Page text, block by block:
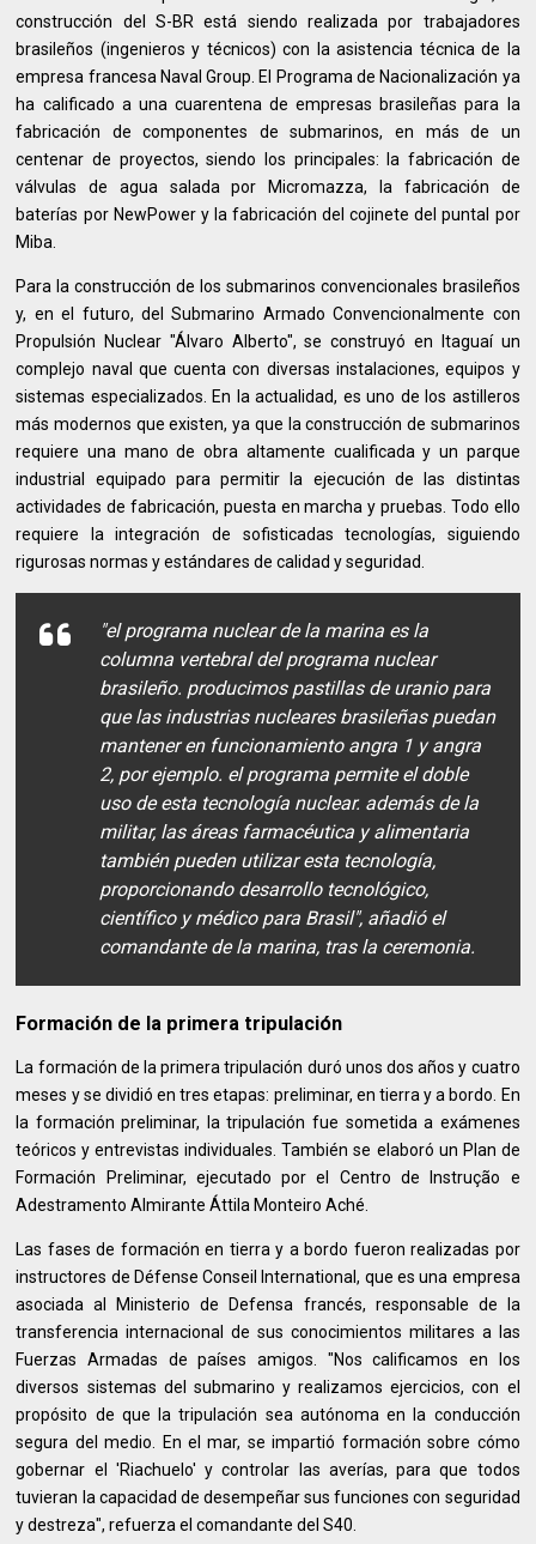
construcción del S-BR está siendo realizada por trabajadores
brasileños (ingenieros y técnicos) con la asistencia técnica de la
empresa francesa Naval Group. El Programa de Nacionalización ya
ha calificado a una cuarentena de empresas brasileñas para la
fabricación de componentes de submarinos, en más de un
centenar de proyectos, siendo los principales: la fabricación de
válvulas de agua salada por Micromazza, la fabricación de
baterías por NewPower y la fabricación del cojinete del puntal por
Miba.
Para la construcción de los submarinos convencionales brasileños
y, en el futuro, del Submarino Armado Convencionalmente con
Propulsión Nuclear "Álvaro Alberto", se construyó en Itaguaí un
complejo naval que cuenta con diversas instalaciones, equipos y
sistemas especializados. En la actualidad, es uno de los astilleros
más modernos que existen, ya que la construcción de submarinos
requiere una mano de obra altamente cualificada y un parque
industrial equipado para permitir la ejecución de las distintas
actividades de fabricación, puesta en marcha y pruebas. Todo ello
requiere la integración de sofisticadas tecnologías, siguiendo
rigurosas normas y estándares de calidad y seguridad.
"el programa nuclear de la marina es la
columna vertebral del programa nuclear
brasileño. producimos pastillas de uranio para
que las industrias nucleares brasileñas puedan
mantener en funcionamiento angra 1 y angra
2, por ejemplo. el programa permite el doble
uso de esta tecnología nuclear. además de la
militar, las áreas farmacéutica y alimentaria
también pueden utilizar esta tecnología,
proporcionando desarrollo tecnológico,
científico y médico para Brasil", añadió el
comandante de la marina, tras la ceremonia.
Formación de la primera tripulación
La formación de la primera tripulación duró unos dos años y cuatro
meses y se dividió en tres etapas: preliminar, en tierra y a bordo. En
la formación preliminar, la tripulación fue sometida a exámenes
teóricos y entrevistas individuales. También se elaboró un Plan de
Formación Preliminar, ejecutado por el Centro de Instrução e
Adestramento Almirante Áttila Monteiro Aché.
Las fases de formación en tierra y a bordo fueron realizadas por
instructores de Défense Conseil International, que es una empresa
asociada al Ministerio de Defensa francés, responsable de la
transferencia internacional de sus conocimientos militares a las
Fuerzas Armadas de países amigos. "Nos calificamos en los
diversos sistemas del submarino y realizamos ejercicios, con el
propósito de que la tripulación sea autónoma en la conducción
segura del medio. En el mar, se impartió formación sobre cómo
gobernar el 'Riachuelo' y controlar las averías, para que todos
tuvieran la capacidad de desempeñar sus funciones con seguridad
y destreza", refuerza el comandante del S40.